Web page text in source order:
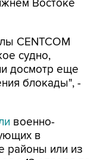
CENTCOM
досмотр еще
блокады", -
или из
с 13 апреля по